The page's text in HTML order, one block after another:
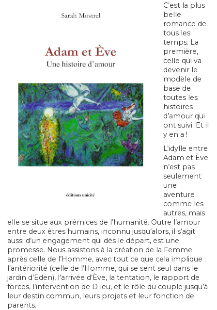
C’est la plus
belle
romance de
tous les
temps. La
première,
celle qui va
devenir le
modèle de
base de
toutes les
histoires
d’amour qui
ont suivi. Et il
y en a !
L’idylle entre
Adam et Ève
n’est pas
seulement
une
aventure
comme les
autres, mais
elle se situe aux prémices de l’humanité. Outre l’amour
entre deux êtres humains, inconnu jusqu’alors, il s’agit
aussi d’un engagement qui dès le départ, est une
promesse. Nous assistons à la création de la Femme
après celle de l’Homme, avec tout ce que cela implique :
l’antériorité (celle de l’Homme, qui se sent seul dans le
jardin d’Eden), l’arrivée d’Ève, la tentation, le rapport de
forces, l’intervention de D-ieu, et le rôle du couple jusqu’à
leur destin commun, leurs projets et leur fonction de
parents.